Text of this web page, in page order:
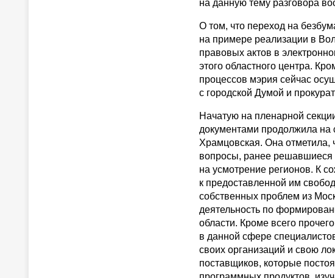
на данную тему разговора
О том, что переход на
на примере реализации в
правовых актов в
этого областного центра.
процессов мэрия сейчас
с городской Думой и
Начатую на пленарной
документами продолжила
Храмцовская. Она отметила,
вопросы, ранее решавшиеся
на усмотрение регионов. К
к предоставленной им
собственных проблем из
деятельность по
области. Кроме всего
в данной сфере
своих организаций и свою
поставщиков, которые